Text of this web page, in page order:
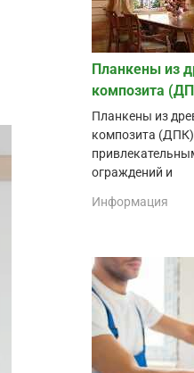
Планкены из
композита
Планкены из
композита
ограждений и
Информация